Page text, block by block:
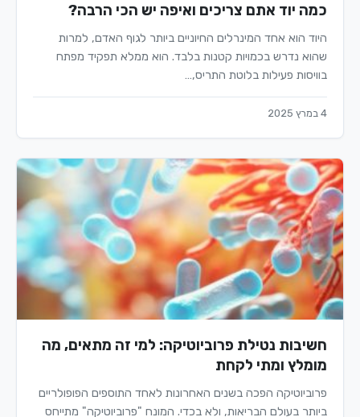
כמה יוד אתם צריכים ואיפה יש הכי הרבה?
היוד הוא אחד המינרלים החיוניים ביותר לגוף האדם, למרות
שהוא נדרש בכמויות קטנות בלבד. הוא ממלא תפקיד מפתח
בוויסות פעילות בלוטת התריס,…
4 במרץ 2025
חשיבות נטילת פרוביוטיקה: למי זה מתאים, מה
מומלץ ומתי לקחת
פרוביוטיקה הפכה בשנים האחרונות לאחד התוספים הפופולריים
ביותר בעולם הבריאות, ולא בכדי. המונח "פרוביוטיקה" מתייחס